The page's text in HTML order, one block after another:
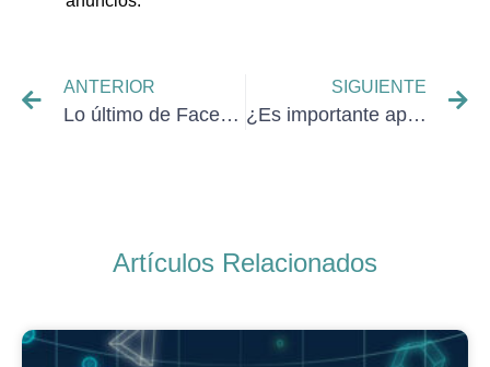
ANTERIOR
Lo último de Facebook para médicos
SIGUIENTE
¿Es importante apostar por el marketing digital farmacéutico?
Artículos Relacionados